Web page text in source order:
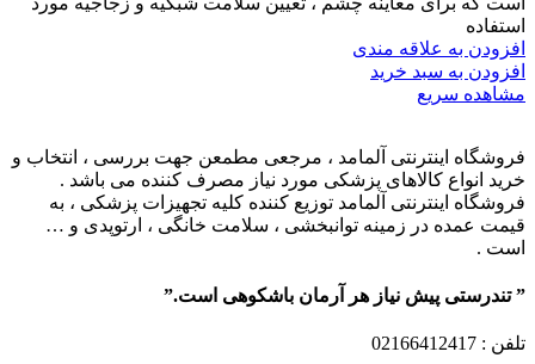
استفاده
افزودن به علاقه مندی
افزودن به سبد خرید
مشاهده سریع
فروشگاه اینترنتی آلمامد ، مرجعی مطمعن جهت بررسی ، انتخاب و
خرید انواع کالاهای پزشکی مورد نیاز مصرف کننده می باشد .
فروشگاه اینترنتی آلمامد توزیع کننده کلیه تجهیزات پزشکی ، به
قیمت عمده در زمینه توانبخشی ، سلامت خانگی ، ارتوپدی و …
است .
” تندرستی پیش نیاز هر آرمان باشکوهی است.”
تلفن : 02166412417